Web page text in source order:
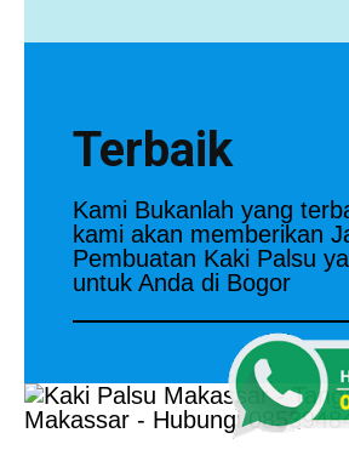
Terbaik
Kami Bukanlah yang
kami akan memberikan
Pembuatan Kaki Palsu
untuk Anda di Bogor